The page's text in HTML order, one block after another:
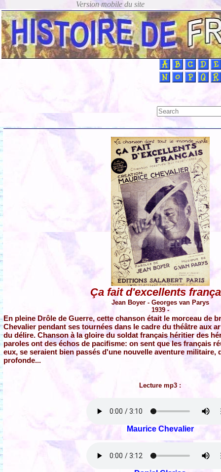
Ça fait d'excellents
Jean Boyer - Georges van Parys
1939 -
En pleine Drôle de Guerre, cette chanson était le morceau de
Chevalier pendant ses tournées dans le cadre du théâtre aux
du délire. Chanson à la gloire du soldat français héritier des
paroles ont des échos de pacifisme: on sent que les français
eux, se seraient bien passés d'une nouvelle aventure militaire,
profonde...
Lecture mp3 :
Maurice Chevalier